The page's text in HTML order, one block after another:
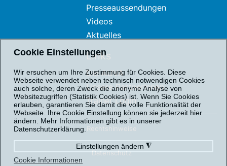
Cookie Einstellungen
Wir ersuchen um Ihre Zustimmung für Cookies. Diese
Webseite verwendet neben technisch notwendigen Cookies
auch solche, deren Zweck die anonyme Analyse von
Websitezugriffen (Statistik Cookies) ist. Wenn Sie Cookies
erlauben, garantieren Sie damit die volle Funktionalität der
Webseite. Ihre Cookie Einstellung können sie jederzeit hier
ändern. Mehr Informationen gibt es in unserer
Datenschutzerklärung.
Einstellungen ändern ◮
Cookie Informationen
Presseaussendungen
Videos
Aktuelles
Links
Die AUVA
Unsere PartnerInnen
Trainer Login
Rechtshinweise
Datenschutz